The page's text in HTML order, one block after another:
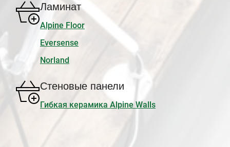
Ламинат
Alpine Floor
Eversense
Norland
Стеновые панели
Гибкая керамика Alpine Walls